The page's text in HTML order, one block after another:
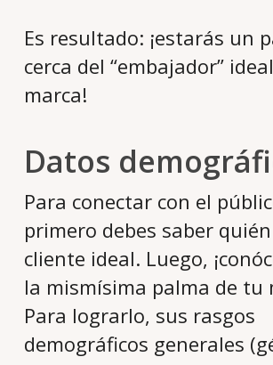
Es resultado: ¡estarás un
cerca del “embajador”
marca!
Datos
Para conectar con el
primero debes saber
cliente ideal. Luego,
la mismísima palma de tu
Para lograrlo, sus rasgos
demográficos generales